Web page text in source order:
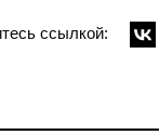
ссылкой: